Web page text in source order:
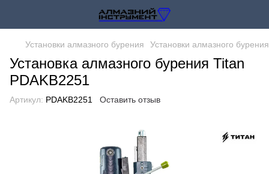
Установки алмазного бурения Установки алмазного
Установка алмазного бурения Titan
PDAKB2251
Артикул: PDAKB2251 Оставить отзыв